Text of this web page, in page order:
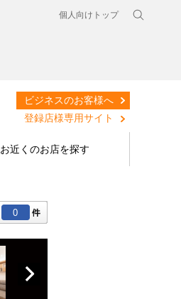
個人向けトップ
ビジネスのお客様へ
登録店様専用サイト
お近くのお店を探す
0